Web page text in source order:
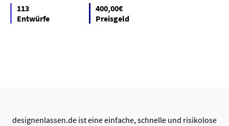
113
Entwürfe
400,00€
Preisgeld
designenlassen.de ist eine einfache, schnelle und risikolose